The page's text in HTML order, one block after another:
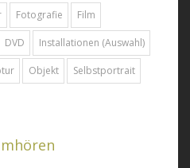
Fotografie Film
DVD Installationen (Auswahl)
Objekt Selbstportrait